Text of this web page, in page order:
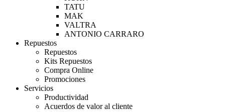
TATU
MAK
VALTRA
ANTONIO CARRARO
Repuestos
Repuestos
Kits Repuestos
Compra Online
Promociones
Servicios
Productividad
Acuerdos de valor al cliente